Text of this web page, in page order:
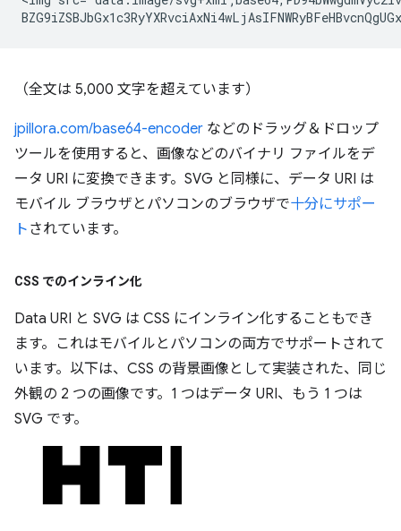
（全文は 5,000 文字を超えています）
jpillora.com/base64-encoder などのドラッグ＆ドロップ
ツールを使用すると、画像などのバイナリ ファイルをデ
ータ URI に変換できます。SVG と同様に、データ URI は
モバイル ブラウザとパソコンのブラウザで十分にサポー
ト されています。
CSS でのインライン化
Data URI と SVG は CSS にインライン化することもでき
ます。これはモバイルとパソコンの両方でサポートされて
います。以下は、CSS の背景画像として実装された、同じ
外観の 2 つの画像です。1 つはデータ URI、もう 1 つは
SVG です。